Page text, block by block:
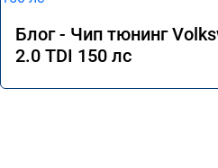
Блог - Чип тюнинг
2.0 TDI 150 лс